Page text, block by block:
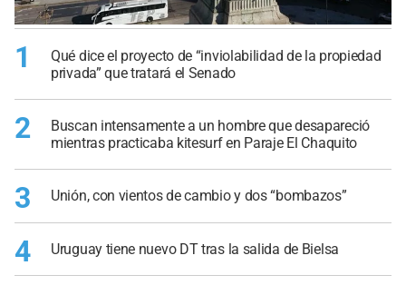
1
Qué dice el proyecto de “inviolabilidad de la propiedad
privada” que tratará el Senado
2
Buscan intensamente a un hombre que desapareció
mientras practicaba kitesurf en Paraje El Chaquito
3 Unión, con vientos de cambio y dos “bombazos”
4 Uruguay tiene nuevo DT tras la salida de Bielsa